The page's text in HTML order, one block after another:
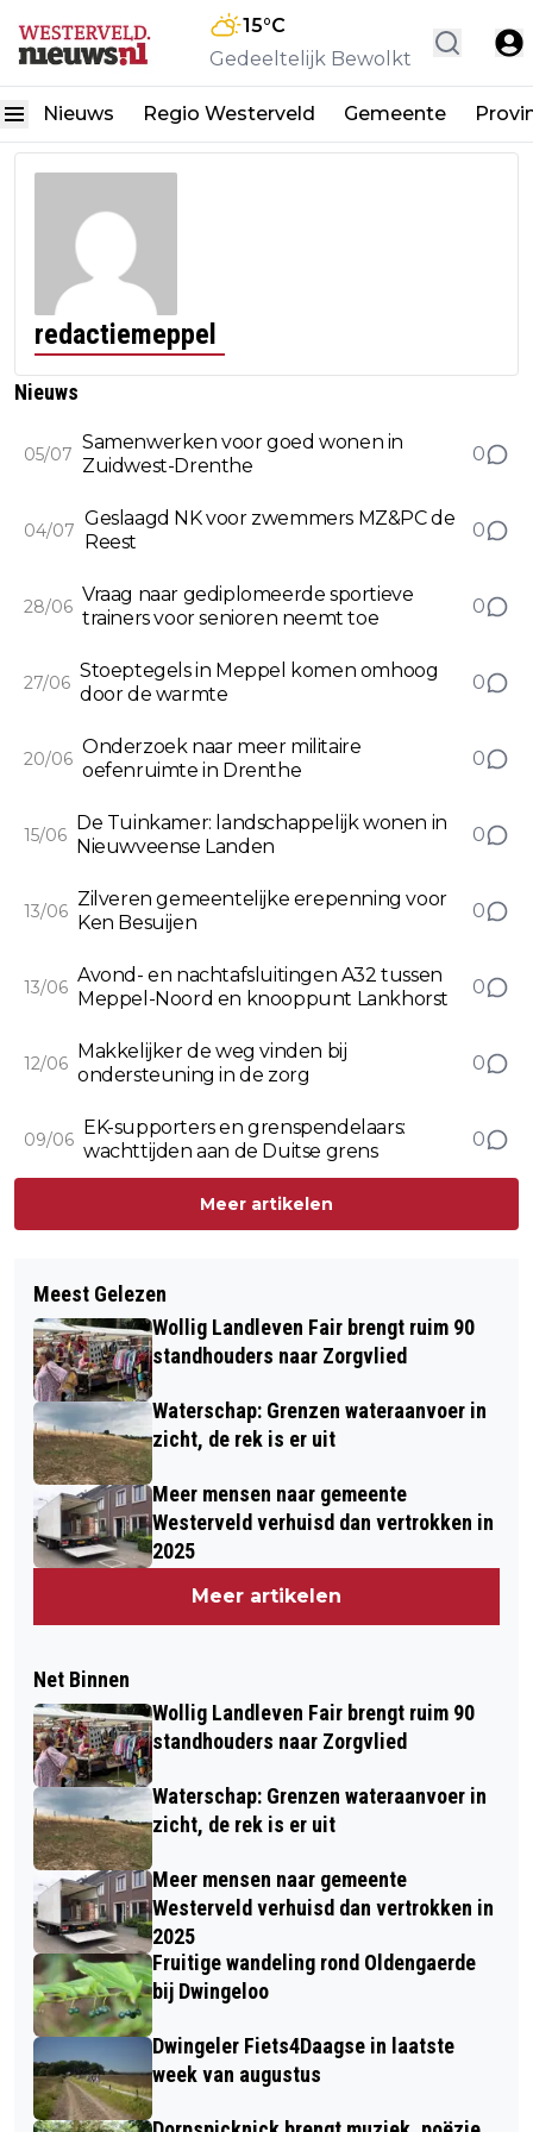
15°C
Gedeeltelijk Bewolkt
Nieuws Regio Westerveld Gemeente
redactiemeppel
Nieuws
05/07
Samenwerken voor goed wonen in
Zuidwest-Drenthe
0
04/07
Geslaagd NK voor zwemmers MZ&PC de
Reest
0
28/06
Vraag naar gediplomeerde sportieve
trainers voor senioren neemt toe
0
27/06
Stoeptegels in Meppel komen omhoog
door de warmte
0
20/06
Onderzoek naar meer militaire
oefenruimte in Drenthe
0
15/06
De Tuinkamer: landschappelijk wonen in
Nieuwveense Landen
0
13/06
Zilveren gemeentelijke erepenning voor
Ken Besuijen
0
13/06
Avond- en nachtafsluitingen A32 tussen
Meppel-Noord en knooppunt Lankhorst
0
12/06
Makkelijker de weg vinden bij
ondersteuning in de zorg
0
09/06
EK-supporters en grenspendelaars:
wachttijden aan de Duitse grens
0
Meer artikelen
Meest Gelezen
Wollig Landleven Fair brengt ruim 90
standhouders naar Zorgvlied
Waterschap: Grenzen wateraanvoer in
zicht, de rek is er uit
Meer mensen naar gemeente
Westerveld verhuisd dan vertrokken in
2025
Meer artikelen
Net Binnen
Wollig Landleven Fair brengt ruim 90
standhouders naar Zorgvlied
Waterschap: Grenzen wateraanvoer in
zicht, de rek is er uit
Meer mensen naar gemeente
Westerveld verhuisd dan vertrokken in
2025
Fruitige wandeling rond Oldengaerde
bij Dwingeloo
Dwingeler Fiets4Daagse in laatste
week van augustus